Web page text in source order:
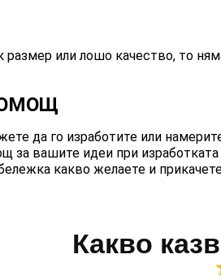
или лошо качество, то
да го изработите или
за вашите идеи при
какво желаете и
Какво